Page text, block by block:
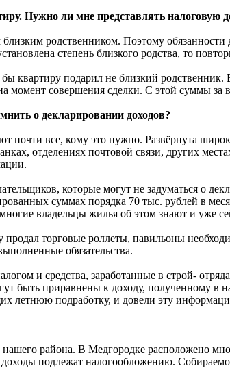
Нужно ли мне представлять налоговую
родственником. Поэтому обязанности
степень близкого родства, то
квартиру подарил не близкий родственник.
момент совершения сделки. С этой суммы
о декларировании доходов?
почти все, кому это нужно. Развёрнута
отделениях почтовой связи, других
которые могут не задуматься о
суммах порядка 70 тыс. рублей в
владельцы жилья об этом знают и уже
торговые роллеты, павильоны
обязательства.
и средства, заработанные в строй-
быть приравнены к доходу, полученному в
летнюю подработку, и довели эту
нашего района. В Медгородке расположено
подлежат налогообложению.